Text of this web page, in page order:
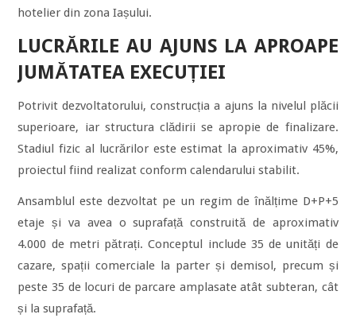
hotelier din zona Iașului.
LUCRĂRILE AU AJUNS LA APROAPE
JUMĂTATEA EXECUȚIEI
Potrivit dezvoltatorului, construcția a ajuns la nivelul plăcii
superioare, iar structura clădirii se apropie de finalizare.
Stadiul fizic al lucrărilor este estimat la aproximativ 45%,
proiectul fiind realizat conform calendarului stabilit.
Ansamblul este dezvoltat pe un regim de înălțime D+P+5
etaje și va avea o suprafață construită de aproximativ
4.000 de metri pătrați. Conceptul include 35 de unități de
cazare, spații comerciale la parter și demisol, precum și
peste 35 de locuri de parcare amplasate atât subteran, cât
și la suprafață.